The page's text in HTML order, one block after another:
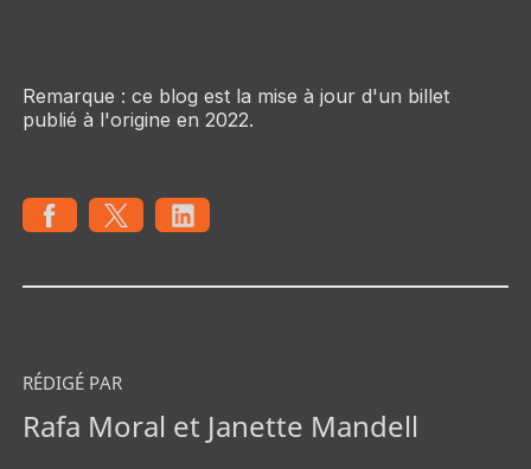
Remarque : ce blog est la mise à jour d'un billet
publié à l'origine en 2022.
RÉDIGÉ PAR
Rafa Moral et Janette Mandell